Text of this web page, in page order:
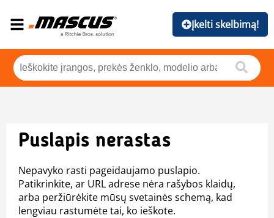
Įkelti skelbimą!
Puslapis nerastas
Nepavyko rasti pageidaujamo puslapio.
Patikrinkite, ar URL adrese nėra rašybos klaidų,
arba peržiūrėkite mūsų svetainės schemą, kad
lengviau rastumėte tai, ko ieškote.